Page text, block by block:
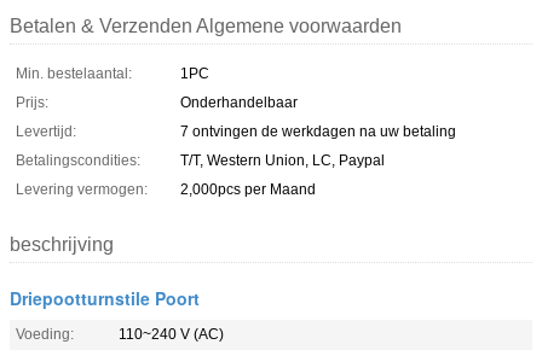
Betalen & Verzenden Algemene voorwaarden
Min. bestelaantal:
1PC
Prijs:
Onderhandelbaar
Levertijd:
7 ontvingen de werkdagen na uw betaling
Betalingscondities:
T/T, Western Union, LC, Paypal
Levering vermogen:
2,000pcs per Maand
beschrijving
Driepootturnstile Poort
Voeding:
110~240 V (AC)